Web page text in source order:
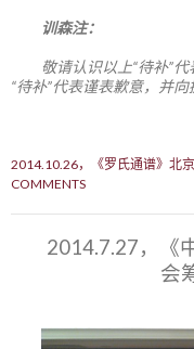
训森注：
敬请认识以上“待补”
“待补”代表谨表歉意，并
2014.10.26，《罗氏通谱》北
COMMENTS
2014.7.27，《
会